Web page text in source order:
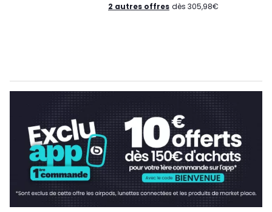
2 autres offres dès 305,98€